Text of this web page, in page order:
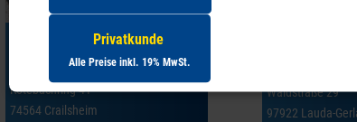
Crailsheim
Rotebachring 41
74564 Crailsheim
Waldstraße 29
97922 Lauda-
Privatkunde
Alle Preise inkl. 19% MwSt.